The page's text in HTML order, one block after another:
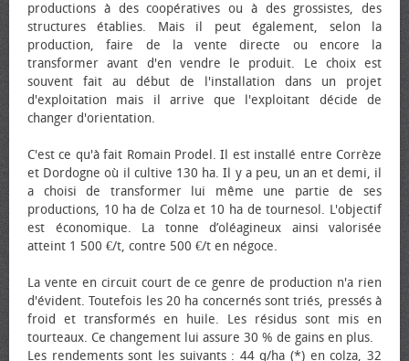
productions à des coopératives ou à des grossistes, des
structures établies. Mais il peut également, selon la
production, faire de la vente directe ou encore la
transformer avant d'en vendre le produit. Le choix est
souvent fait au début de l'installation dans un projet
d'exploitation mais il arrive que l'exploitant décide de
changer d'orientation.
C'est ce qu'à fait Romain Prodel. Il est installé entre Corrèze
et Dordogne où il cultive 130 ha. Il y a peu, un an et demi, il
a choisi de transformer lui même une partie de ses
productions, 10 ha de Colza et 10 ha de tournesol. L'objectif
est économique. La tonne d’oléagineux ainsi valorisée
atteint 1 500 €/t, contre 500 €/t en négoce.
La vente en circuit court de ce genre de production n'a rien
d'évident. Toutefois les 20 ha concernés sont triés, pressés à
froid et transformés en huile. Les résidus sont mis en
tourteaux. Ce changement lui assure 30 % de gains en plus.
Les rendements sont les suivants : 44 q/ha (*) en colza, 32